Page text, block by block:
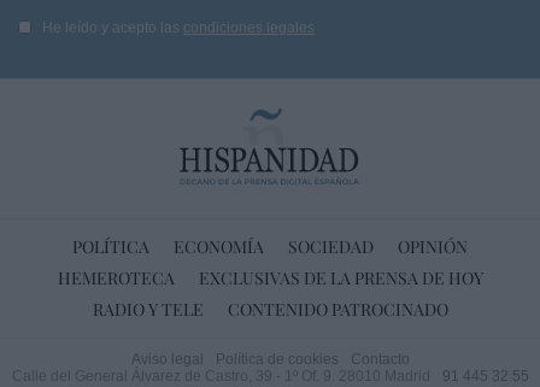
He leído y acepto las condiciones legales
POLÍTICA ECONOMÍA SOCIEDAD
OPINIÓN
HEMEROTECA
EXCLUSIVAS DE LA PRENSA DE HOY
RADIO Y TELE
CONTENIDO PATROCINADO
Aviso legal Política de cookies
Contacto
Calle del General Álvarez de Castro, 39 - 1º Of. 9. 28010 Madrid
91 445 32 55